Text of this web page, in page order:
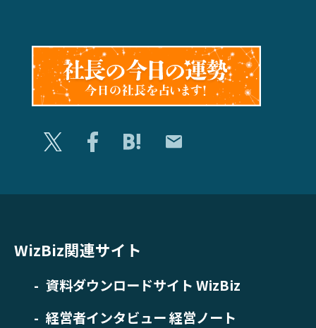
WizBiz関連サイト
資料ダウンロードサイト WizBiz
経営者インタビュー 経営ノート